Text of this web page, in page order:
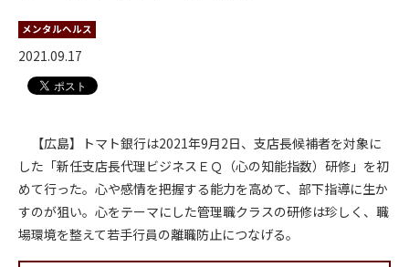
メンタルヘルス
2021.09.17
【広島】トマト銀行は2021年9月2日、支店長候補者を対象に
した「新任支店長代理ビジネスＥＱ（心の知能指数）研修」を初
めて行った。心や感情を把握する能力を高めて、部下指導に生か
すのが狙い。心をテーマにした管理職クラスの研修は珍しく、職
場環境を整えて若手行員の離職防止につなげる。